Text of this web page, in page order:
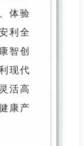
体验
利全
智创
现代
活高
康产